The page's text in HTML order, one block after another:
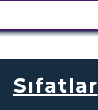
Sıfatlar